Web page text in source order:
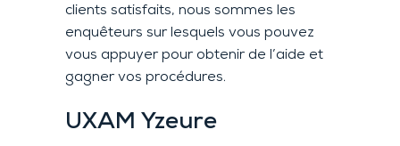
clients satisfaits, nous sommes les
enquêteurs sur lesquels vous pouvez
vous appuyer pour obtenir de l’aide et
gagner vos procédures.
UXAM Yzeure